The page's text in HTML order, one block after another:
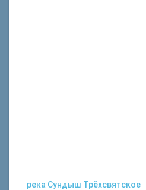
река Сундыш Трёхсвятское